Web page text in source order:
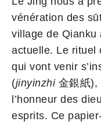
vénération des
village de Qianku
actuelle. Le rituel
qui vont venir
(jinyinzhi金銀紙),
l’honneur des
esprits. Ce